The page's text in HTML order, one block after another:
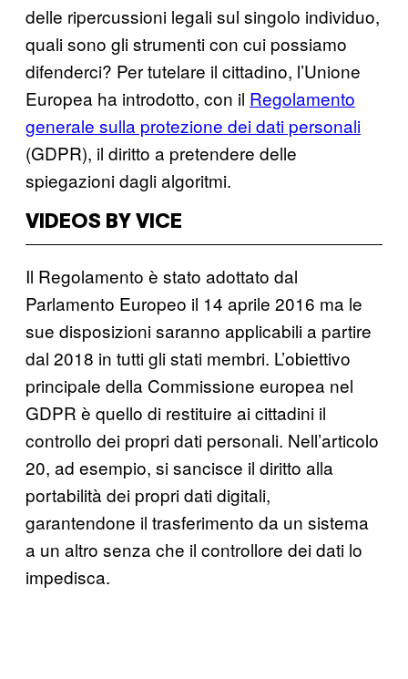
delle ripercussioni legali sul singolo individuo,
quali sono gli strumenti con cui possiamo
difenderci? Per tutelare il cittadino, l’Unione
Europea ha introdotto, con il Regolamento
generale sulla protezione dei dati personali
(GDPR), il diritto a pretendere delle
spiegazioni dagli algoritmi.
VIDEOS BY VICE
Il Regolamento è stato adottato dal
Parlamento Europeo il 14 aprile 2016 ma le
sue disposizioni saranno applicabili a partire
dal 2018 in tutti gli stati membri. L’obiettivo
principale della Commissione europea nel
GDPR è quello di restituire ai cittadini il
controllo dei propri dati personali. Nell’articolo
20, ad esempio, si sancisce il diritto alla
portabilità dei propri dati digitali,
garantendone il trasferimento da un sistema
a un altro senza che il controllore dei dati lo
impedisca.